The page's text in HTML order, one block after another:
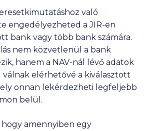
való
engedélyezheted a JIR-en
bank vagy több bank számára.
nem közvetlenül a bank
hanem a NAV-nál lévő adatok
válnak elérhetővé a kiválasztott
onnan lekérdezheti legfeljebb
belül.
amennyiben egy